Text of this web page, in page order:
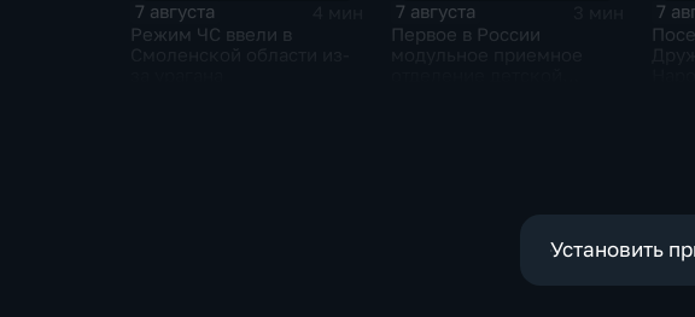
7 августа
Режим ЧС ввели в
7 августа
Первое в России
7
Установить